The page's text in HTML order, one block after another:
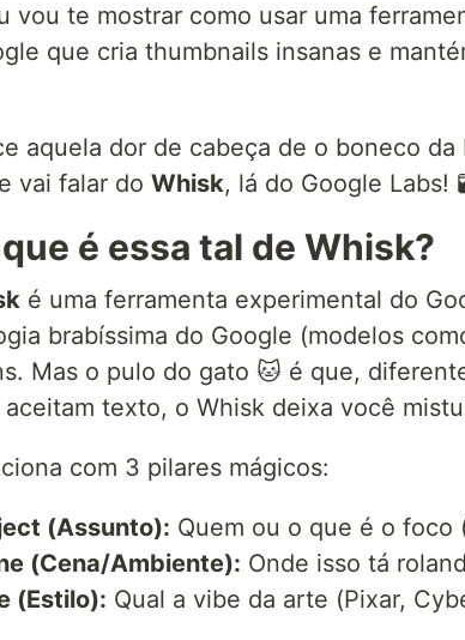
vou te mostrar como usar uma
que cria thumbnails insanas e
aquela dor de cabeça de o boneco
vai falar do Whisk, lá do Google Labs!
que é essa tal de Whisk?
é uma ferramenta experimental do
brabíssima do Google (modelos
Mas o pulo do gato 🐱 é que,
aceitam texto, o Whisk deixa você
com 3 pilares mágicos:
(Assunto): Quem ou o que é o foco
(Cena/Ambiente): Onde isso tá
(Estilo): Qual a vibe da arte (Pixar,